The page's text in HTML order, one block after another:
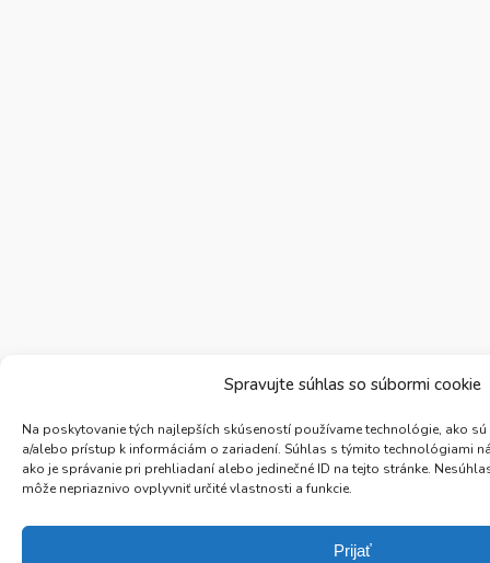
Spravujte súhlas so súbormi cookie
Na poskytovanie tých najlepších skúseností používame technológie, ako
a/alebo prístup k informáciám o zariadení. Súhlas s týmito technológiami
ako je správanie pri prehliadaní alebo jedinečné ID na tejto stránke.
môže nepriaznivo ovplyvniť určité vlastnosti a funkcie.
Prijať